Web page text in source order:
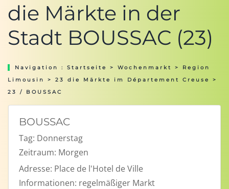
die Märkte in der
Stadt BOUSSAC (23)
Navigation : Startseite > Wochenmarkt > Region
Limousin
> 23 die Märkte im Département Creuse
>
23 / BOUSSAC
BOUSSAC
Tag: Donnerstag
Zeitraum: Morgen
Adresse: Place de l'Hotel de Ville
Informationen: regelmäßiger Markt